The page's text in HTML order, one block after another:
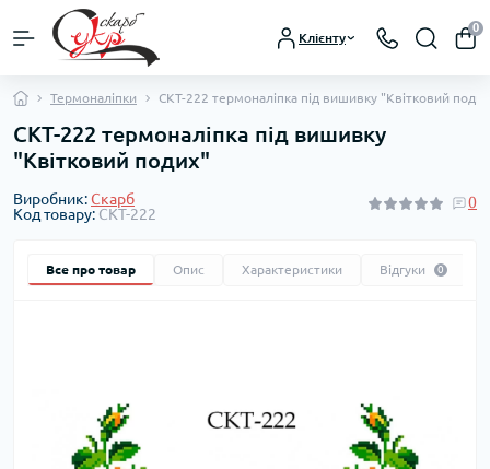
Клієнту
0
Термоналіпки СКТ-222 термоналіпка під вишивку "Квітковий
СКТ-222 термоналіпка під вишивку
"Квітковий подих"
Виробник:Скарб
Код товару: СКТ-222
0
Все про товар Опис Характеристики Відгуки 0